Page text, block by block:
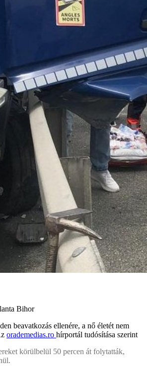
Bihor
beavatkozás ellenére, a nő életét nem
orademedias.ro hírportál tudósítása szerint
körülbelül 50 percen át folytatták,